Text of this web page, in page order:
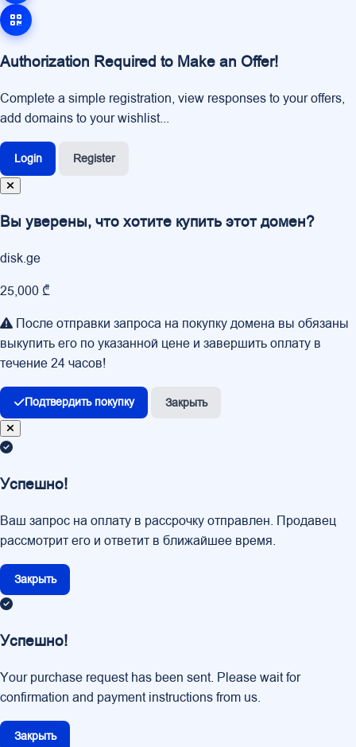
Authorization Required to Make an Offer!
Complete a simple registration, view responses to your offers,
add domains to your wishlist...
Login Register
Вы уверены, что хотите купить этот домен?
disk.ge
25,000 ₾
После отправки запроса на покупку домена вы обязаны
выкупить его по указанной цене и завершить оплату в
течение 24 часов!
Подтвердить покупку Закрыть
Успешно!
Ваш запрос на оплату в рассрочку отправлен. Продавец
рассмотрит его и ответит в ближайшее время.
Закрыть
Успешно!
Your purchase request has been sent. Please wait for
confirmation and payment instructions from us.
Закрыть